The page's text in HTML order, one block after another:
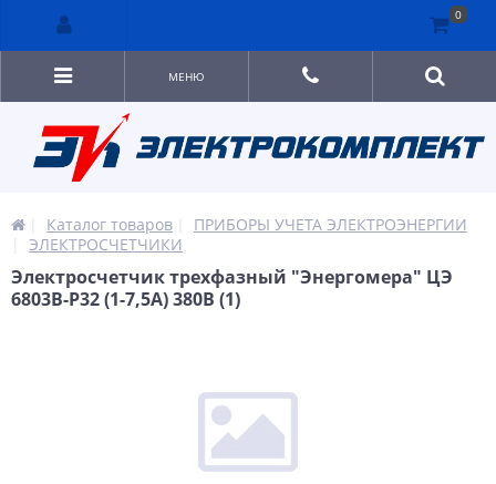
МЕНЮ
Каталог товаров
ПРИБОРЫ УЧЕТА ЭЛЕКТРОЭНЕРГИИ
ЭЛЕКТРОСЧЕТЧИКИ
Электросчетчик трехфазный "Энергомера" ЦЭ
6803В-Р32 (1-7,5А) 380В (1)
0